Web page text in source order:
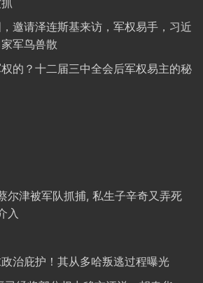
邀请泽连斯基来访，军权易手，习近
军鸟兽散
的？十二届三中全会后军权易主的秘
尔津被军队抓捕, 私生子辛奇又弄死
入
治庇护！其从多哈叛逃过程曝光